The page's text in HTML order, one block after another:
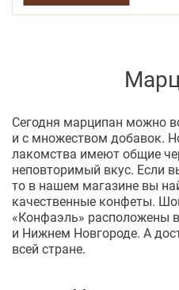
Сегодня марципан можно
и с множеством добавок.
лакомства имеют общие
неповторимый вкус. Если
то в нашем магазине вы
качественные конфеты.
«Конфаэль» расположены
и Нижнем Новгороде. А
всей стране.